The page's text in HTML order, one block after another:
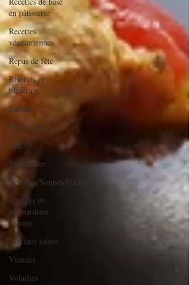
en pâtisserie
Recettes
végétariennes
Repas de fête
Risottos et
blésottos
Salades
Sandwichs
Sauces
Tartinables
Veloutés/Soupes/Potages
verrines et
mignardises
sucrées
Verrines salées
Viandes
Volailles